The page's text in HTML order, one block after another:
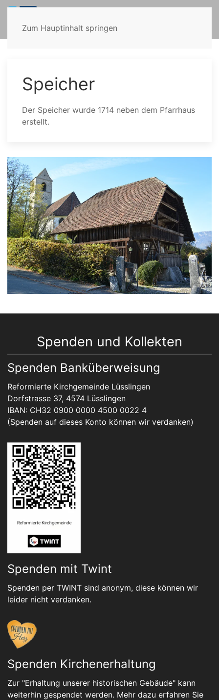
Zum Hauptinhalt springen
Speicher
Der Speicher wurde 1714 neben dem Pfarrhaus
erstellt.
Spenden und Kollekten
Spenden Banküberweisung
Reformierte Kirchgemeinde Lüsslingen
Dorfstrasse 37, 4574 Lüsslingen
IBAN: CH32 0900 0000 4500 0022 4
(Spenden auf dieses Konto können wir verdanken)
Spenden mit Twint
Spenden per TWINT sind anonym, diese können wir
leider nicht verdanken.
Spenden Kirchenerhaltung
Zur "Erhaltung unserer historischen Gebäude" kann
weiterhin gespendet werden. Mehr dazu erfahren Sie